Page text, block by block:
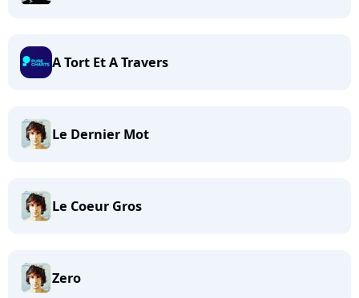
A Tort Et A Travers
Le Dernier Mot
Le Coeur Gros
Zero